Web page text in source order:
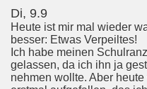
Di, 9.9
Heute ist mir mal wieder
besser: Etwas Verpeiltes!
Ich habe meinen
gelassen, da ich ihn ja
nehmen wollte. Aber